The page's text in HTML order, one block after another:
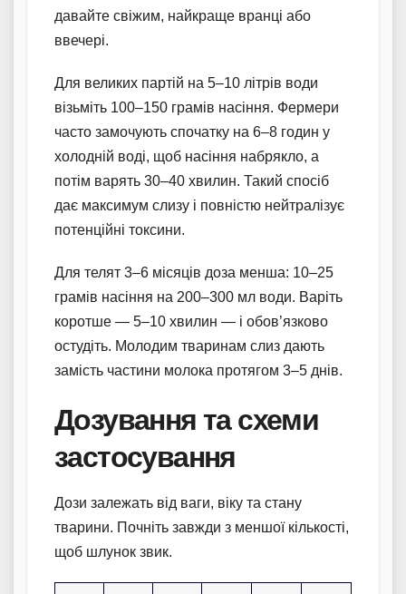
давайте свіжим, найкраще вранці або
ввечері.
Для великих партій на 5–10 літрів води
візьміть 100–150 грамів насіння. Фермери
часто замочують спочатку на 6–8 годин у
холодній воді, щоб насіння набрякло, а
потім варять 30–40 хвилин. Такий спосіб
дає максимум слизу і повністю нейтралізує
потенційні токсини.
Для телят 3–6 місяців доза менша: 10–25
грамів насіння на 200–300 мл води. Варіть
коротше — 5–10 хвилин — і обов’язково
остудіть. Молодим тваринам слиз дають
замість частини молока протягом 3–5 днів.
Дозування та схеми
застосування
Дози залежать від ваги, віку та стану
тварини. Почніть завжди з меншої кількості,
щоб шлунок звик.